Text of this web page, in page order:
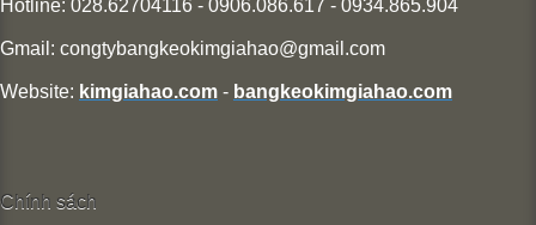
Hotline: 028.62704116 - 0906.086.617 - 0934.865.904
Gmail: congtybangkeokimgiahao@gmail.com
Website: kimgiahao.com - bangkeokimgiahao.com
Chính sách